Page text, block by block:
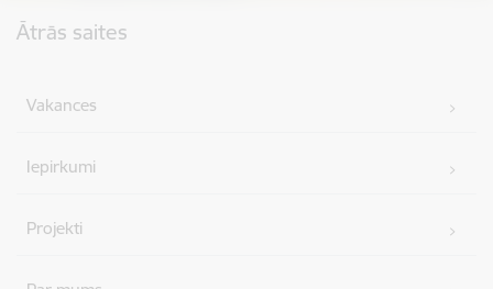
Ātrās saites
Vakances
Iepirkumi
Projekti